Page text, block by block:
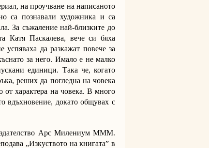
на проучване на написаното
са познавали художника и са
За съжаление най-близките до
Катя Паскалева, вече си бяха
да разкажат повече за
за него. Имало е не малко
единици. Така че, когато
реших да погледна на човека
от характера на човека. В много
вдъхновение, докато общувах с
Арс Милениум МММ.
„Изкуството на книгата” в